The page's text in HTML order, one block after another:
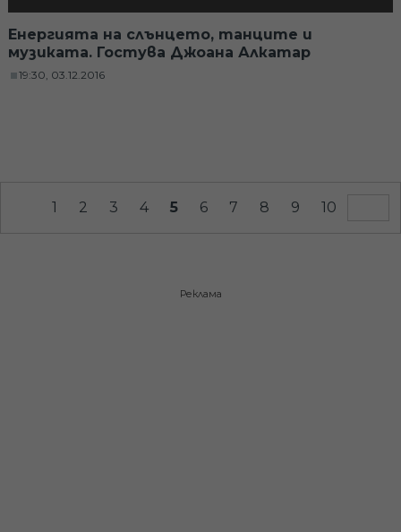
Енергията на слънцето, танците и
музиката. Гостува Джоана Алкатар
19:30, 03.12.2016
1 2 3 4 5 6 7 8 9 10
Реклама